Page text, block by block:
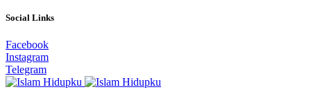
Social Links
Facebook
Instagram
Telegram